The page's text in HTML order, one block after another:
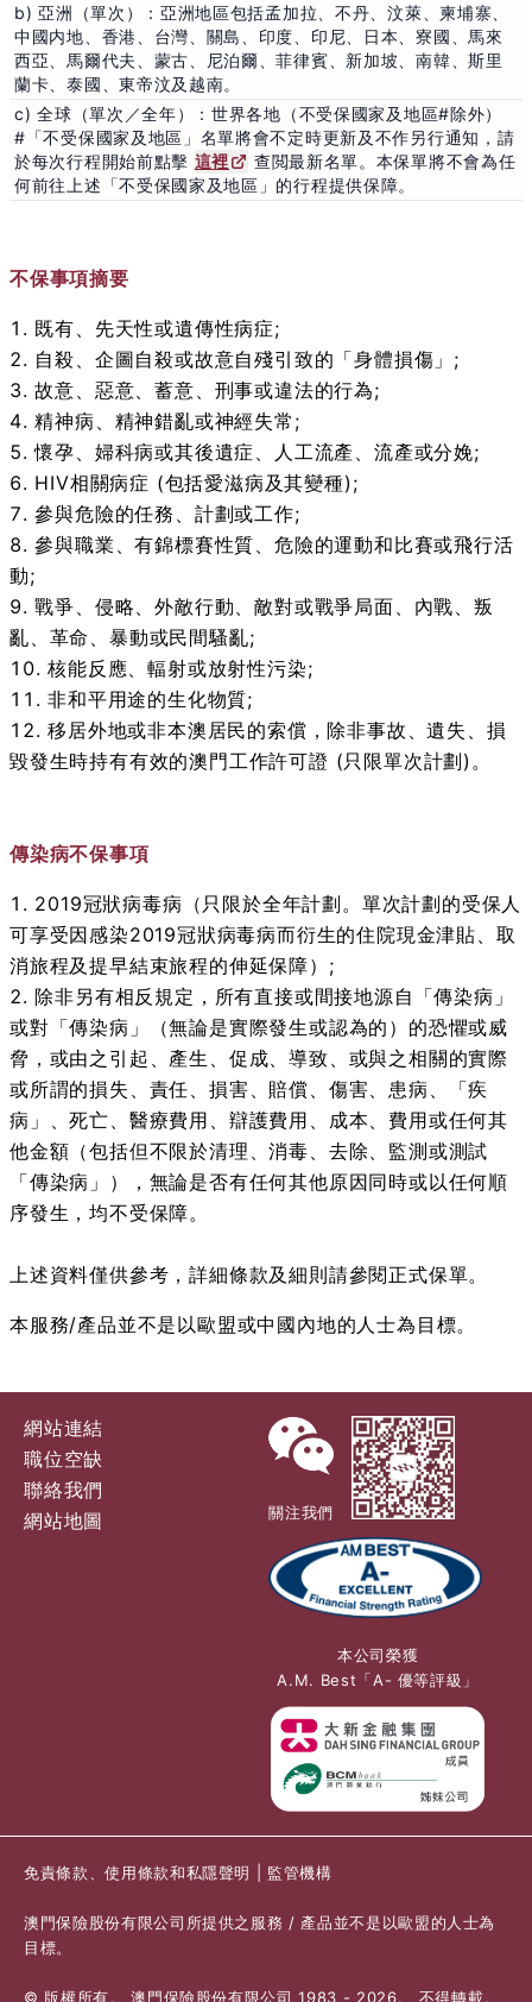
b) 亞洲（單次）：亞洲地區包括孟加拉、不丹、汶萊、柬埔寨、
中國内地、香港、台灣、關島、印度、印尼、日本、寮國、馬來
西亞、馬爾代夫、蒙古、尼泊爾、菲律賓、新加坡、南韓、斯里
蘭卡、泰國、東帝汶及越南。
c) 全球（單次／全年）：世界各地（不受保國家及地區#除外）
#「不受保國家及地區」名單將會不定時更新及不作另行通知，請
於每次行程開始前點擊 這裡
查閲最新名單。本保單將不會為任
何前往上述「不受保國家及地區」的行程提供保障。
不保事項摘要
既有、先天性或遺傳性病症;
自殺、企圖自殺或故意自殘引致的「身體損傷」;
故意、惡意、蓄意、刑事或違法的行為;
精神病、精神錯亂或神經失常;
懷孕、婦科病或其後遺症、人工流產、流產或分娩;
HIV相關病症 (包括愛滋病及其變種);
參與危險的任務、計劃或工作;
參與職業、有錦標賽性質、危險的運動和比賽或飛行活
動;
戰爭、侵略、外敵行動、敵對或戰爭局面、內戰、叛
亂、革命、暴動或民間騷亂;
核能反應、輻射或放射性污染;
非和平用途的生化物質;
移居外地或非本澳居民的索償，除非事故、遺失、損
毀發生時持有有效的澳門工作許可證 (只限單次計劃)。
傳染病不保事項
2019冠狀病毒病（只限於全年計劃。單次計劃的受保人
可享受因感染2019冠狀病毒病而衍生的住院現金津貼、取
消旅程及提早結束旅程的伸延保障）;
除非另有相反規定，所有直接或間接地源自「傳染病」
或對「傳染病」（無論是實際發生或認為的）的恐懼或威
脅，或由之引起、產生、促成、導致、或與之相關的實際
或所謂的損失、責任、損害、賠償、傷害、患病、「疾
病」、死亡、醫療費用、辯護費用、成本、費用或任何其
他金額（包括但不限於清理、消毒、去除、監測或測試
「傳染病」），無論是否有任何其他原因同時或以任何順
序發生，均不受保障。
上述資料僅供參考，詳細條款及細則請參閱正式保單。
本服務/產品並不是以歐盟或中國內地的人士為目標。
網站連結
職位空缺
聯絡我們
網站地圖
關注我們
本公司榮獲
A.M. Best「A- 優等評級」
免責條款、使用條款和私隱聲明 監管機構
澳門保險股份有限公司所提供之服務 / 產品並不是以歐盟的人士為
目標。
© 版權所有。 澳門保險股份有限公司 1983 - 2026。 不得轉載。